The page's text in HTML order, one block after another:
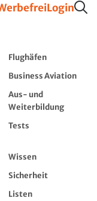
Login
Flughäfen
Business Aviation
Aus- und
Weiterbildung
Tests
Wissen
Sicherheit
Listen